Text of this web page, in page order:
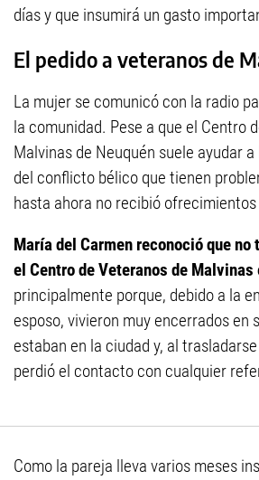
días y que insumirá un gasto
El pedido a veteranos de
La mujer se comunicó con la radio
la comunidad. Pese a que el Centro
Malvinas de Neuquén suele ayudar
del conflicto bélico que tienen
hasta ahora no recibió
María del Carmen reconoció que
el Centro de Veteranos de Malvinas
principalmente porque, debido a la
esposo, vivieron muy encerrados en
estaban en la ciudad y, al
perdió el contacto con cualquier
Como la pareja lleva varios meses